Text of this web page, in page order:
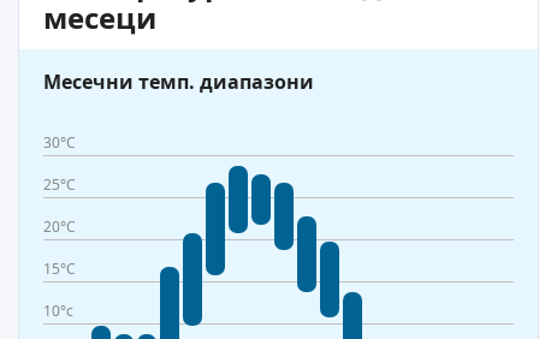
месеци
Месечни темп. диапазони
30°C
25°C
20°C
15°C
10°c